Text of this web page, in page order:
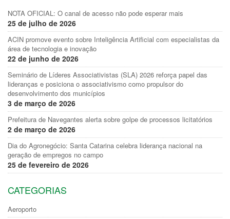
NOTA OFICIAL: O canal de acesso não pode esperar mais
25 de julho de 2026
ACIN promove evento sobre Inteligência Artificial com especialistas da
área de tecnologia e inovação
22 de junho de 2026
Seminário de Líderes Associativistas (SLA) 2026 reforça papel das
lideranças e posiciona o associativismo como propulsor do
desenvolvimento dos municípios
3 de março de 2026
Prefeitura de Navegantes alerta sobre golpe de processos licitatórios
2 de março de 2026
Dia do Agronegócio: Santa Catarina celebra liderança nacional na
geração de empregos no campo
25 de fevereiro de 2026
CATEGORIAS
Aeroporto